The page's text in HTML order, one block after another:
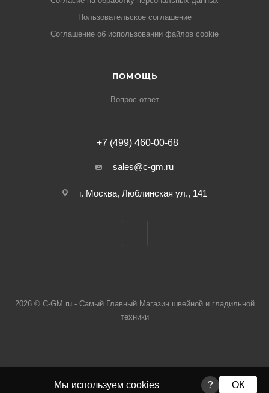
Пользовательское соглашение
Cоглашение об использовании файлов cookie
ПОМОЩЬ
Вопрос-ответ
+7 (499) 460-00-68
sales@c-gm.ru
г. Москва, Люблинская ул., 141
2026 © C-GM.ru - Самый Главный Магазин швейной и гладильной
техники
Мы используем cookies ? ОК